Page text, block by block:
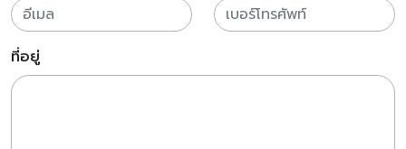
ที่อยู่